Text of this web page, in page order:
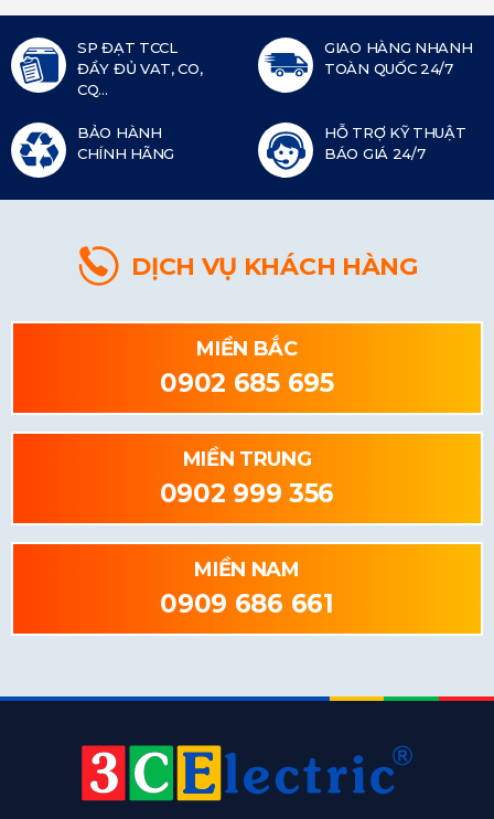
SP ĐẠT TCCL
ĐẦY ĐỦ VAT, CO,
CQ...
GIAO HÀNG NHANH
TOÀN QUỐC 24/7
BẢO HÀNH
CHÍNH HÃNG
HỖ TRỢ KỸ THUẬT
BÁO GIÁ 24/7
DỊCH VỤ KHÁCH HÀNG
MIỀN BẮC
0902 685 695
MIỀN TRUNG
0902 999 356
MIỀN NAM
0909 686 661